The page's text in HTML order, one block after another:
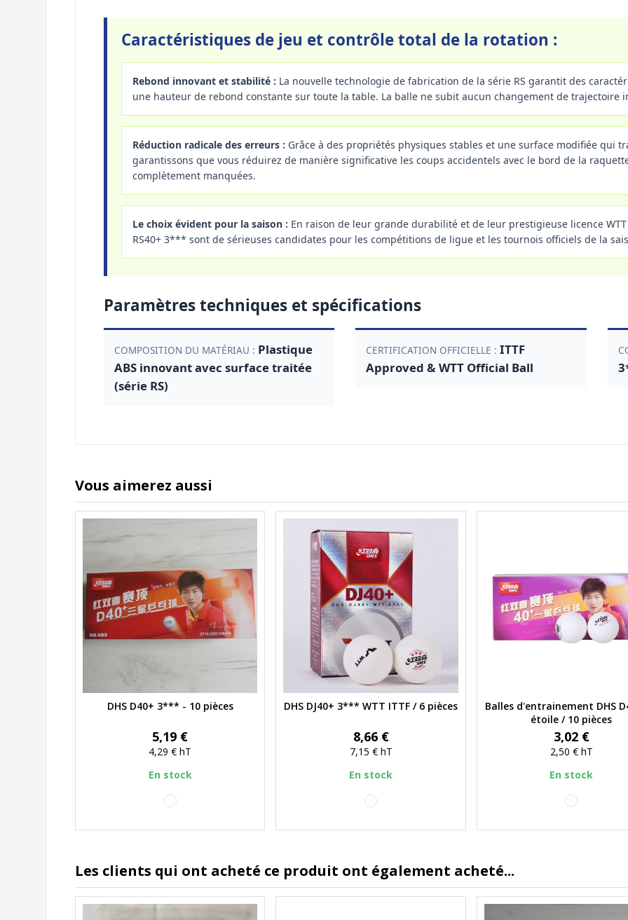
Caractéristiques de jeu et contrôle total de la rotation :
Rebond innovant et stabilité : La nouvelle technologie de fabrication de la série RS garantit des
une hauteur de rebond constante sur toute la table. La balle ne subit aucun changement de trajectoire
Réduction radicale des erreurs : Grâce à des propriétés physiques stables et une surface modifiée qui
garantissons que vous réduirez de manière significative les coups accidentels avec le bord de la
complètement manquées.
Le choix évident pour la saison : En raison de leur grande durabilité et de leur prestigieuse licence WTT
RS40+ 3*** sont de sérieuses candidates pour les compétitions de ligue et les tournois officiels de la
Paramètres techniques et spécifications
COMPOSITION DU MATÉRIAU : Plastique
ABS innovant avec surface traitée
(série RS)
CERTIFICATION OFFICIELLE : ITTF
Approved & WTT Official Ball
Vous aimerez aussi
Aperçu rapide
DHS D40+ 3*** - 10 pièces
Prix
5,19 €
4,29 €hT
En stock
blanc
Aperçu rapide
DHS DJ40+ 3*** WTT ITTF / 6 pièces
Prix
8,66 €
7,15 € hT
En stock
blanc
Aperçu rapide
Balles d'entrainement DHS
étoile / 10 pièces
Prix
3,02 €
2,50 € hT
En stock
blanc
Les clients qui ont acheté ce produit ont également acheté...